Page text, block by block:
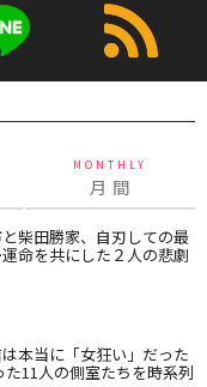
MONTHLY
月 間
と柴田勝家、自刃しての最
命を共にした２人の悲劇
は本当に「女狂い」だった
11人の側室たちを時系列